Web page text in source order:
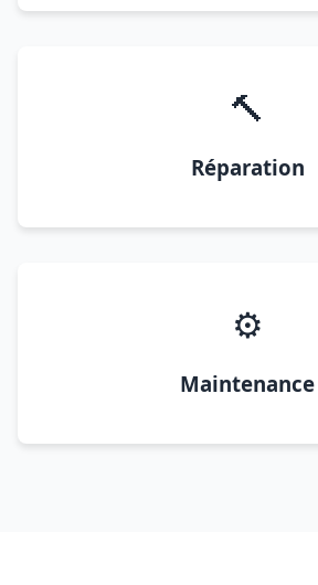
🔨
Réparation
⚙️
Maintenance